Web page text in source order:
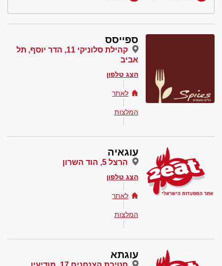
ספייסס
קהילת סלוניקי 11, הדר יוסף, תל
אביב
הצג טלפון
לאתר
המלצות
עוגאיה
הרצל 5, הוד השרון
הצג טלפון
לאתר
המלצות
עוגתא